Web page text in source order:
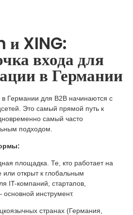
и XING:
входа для
в Германии
Германии для B2B начинаются с
Это самый прямой путь к
самый часто
подходом.
площадка. Те, кто работает на
открыт к глобальным
IT-компаний, стартапов,
инструмент.
странах (Германия,